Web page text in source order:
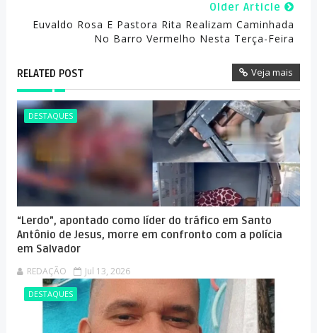
Older Article
Euvaldo Rosa E Pastora Rita Realizam Caminhada
No Barro Vermelho Nesta Terça-Feira
RELATED POST Veja mais
DESTAQUES
“Lerdo”, apontado como líder do tráfico em Santo
Antônio de Jesus, morre em confronto com a polícia
em Salvador
REDAÇÃO Jul 13, 2026
DESTAQUES